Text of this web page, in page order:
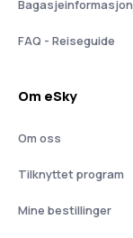
Bagasjeinformasjon
FAQ - Reiseguide
Om eSky
Om oss
Tilknyttet program
Mine bestillinger